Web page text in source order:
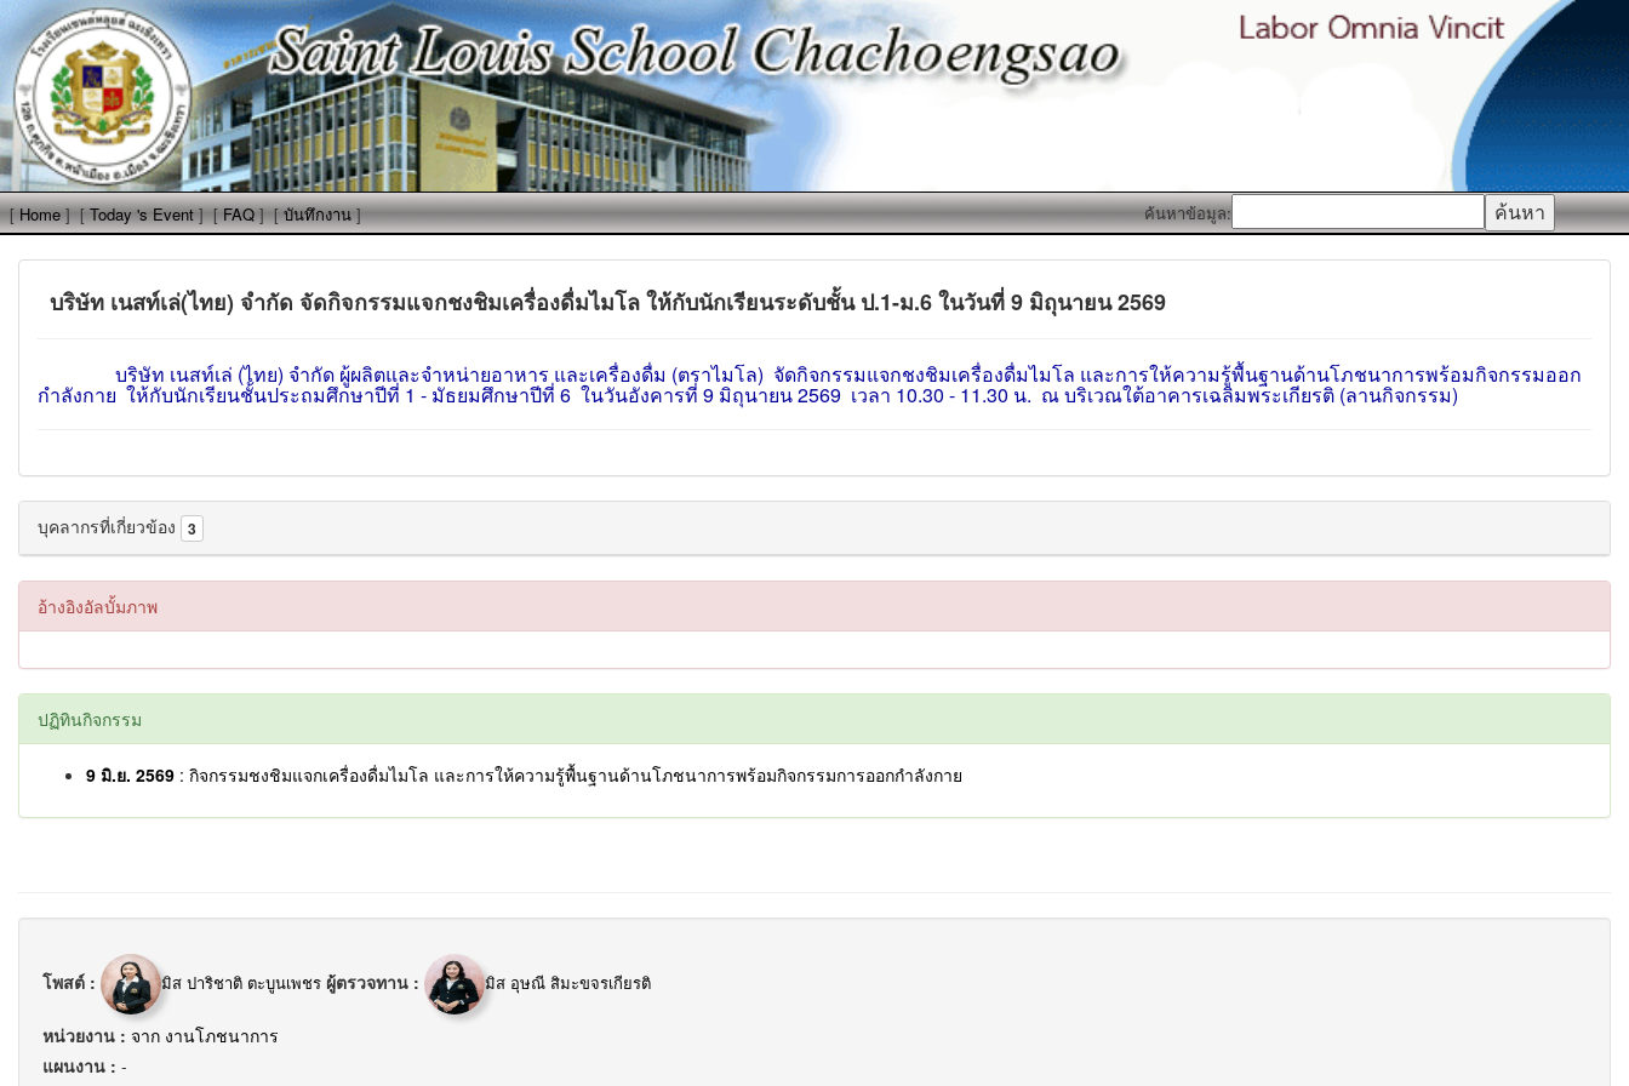
[Home] [Today 's Event] [FAQ] [บันทึกงาน] ค้นหาข้อมูล:
บริษัท เนสท์เล่(ไทย) จำกัด จัดกิจกรรมแจกชงชิมเครื่องดื่มไมโล ให้กับนักเรียนระดับชั้น ป.1-ม.6 ในวันที่ 9 มิถุนายน 2569
บริษัท เนสท์เล่ (ไทย) จำกัด ผู้ผลิตและจำหน่ายอาหาร และเครื่องดื่ม (ตราไมโล) จัดกิจกรรมแจกชงชิมเครื่องดื่มไมโล และการให้ความรู้พื้นฐานด้านโภชนาการพร้อมกิจกรรมออก
กำลังกาย ให้กับนักเรียนชั้นประถมศึกษาปีที่ 1 - มัธยมศึกษาปีที่ 6 ในวันอังคารที่ 9 มิถุนายน 2569 เวลา 10.30 - 11.30 น. ณ บริเวณใต้อาคารเฉลิมพระเกียรติ (ลานกิจกรรม)
บุคลากรที่เกี่ยวข้อง 3
อ้างอิงอัลบั้มภาพ
ปฏิทินกิจกรรม
9 มิ.ย. 2569 : กิจกรรมชงชิมแจกเครื่องดื่มไมโล และการให้ความรู้พื้นฐานด้านโภชนาการพร้อมกิจกรรมการออกกำลังกาย
โพสต์ : มิส ปาริชาติ ตะบูนเพชร ผู้ตรวจทาน : มิส อุษณี สิมะขจรเกียรติ
หน่วยงาน : จาก งานโภชนาการ
แผนงาน : -